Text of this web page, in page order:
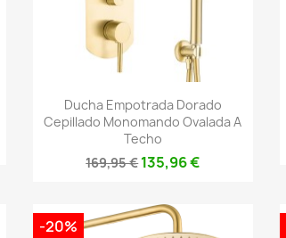
Vista rápida
Ducha Empotrada Dorado
Cepillado Monomando Ovalada A
Techo
169,95 €135,96 €
-20%